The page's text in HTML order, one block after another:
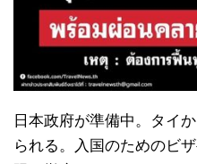
日本政府が準備中。タイ
られる。入国のためのビ